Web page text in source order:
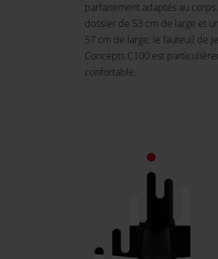
parfaitement adaptés au
dossier de 53 cm de large et
57 cm de large, le fauteuil de
Concepts C100 est
confortable.